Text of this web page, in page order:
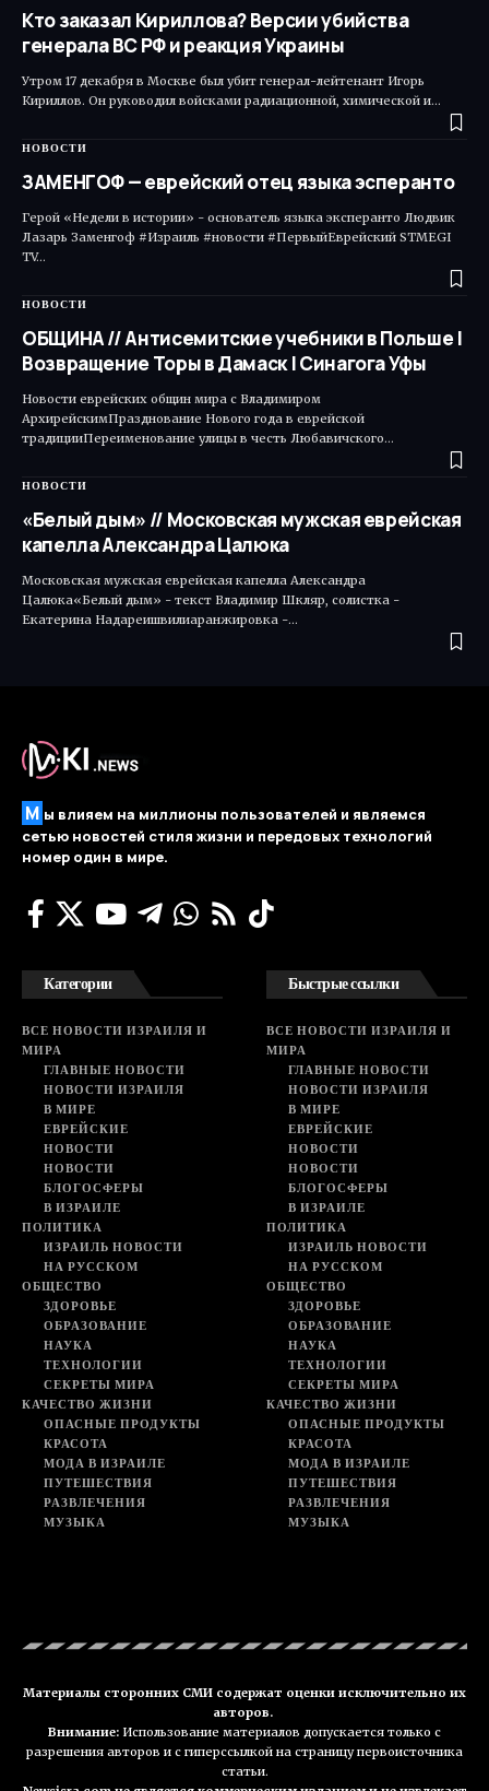
Кто заказал Кириллова? Версии убийства
генерала ВС РФ и реакция Украины
Утром 17 декабря в Москве был убит генерал-лейтенант Игорь
Кириллов. Он руководил войсками радиационной, химической и…
НОВОСТИ
ЗАМЕНГОФ — еврейский отец языка эсперанто
Герой «Недели в истории» - основатель языка эксперанто Людвик
Лазарь Заменгоф #Израиль #новости #ПервыйЕврейский STMEGI
TV…
НОВОСТИ
ОБЩИНА // Антисемитские учебники в Польше |
Возвращение Торы в Дамаск | Синагога Уфы
Новости еврейских общин мира с Владимиром
АрхирейскимПразднование Нового года в еврейской
традицииПереименование улицы в честь Любавичского…
НОВОСТИ
«Белый дым» // Московская мужская еврейская
капелла Александра Цалюка
Московская мужская еврейская капелла Александра
Цалюка«Белый дым» - текст Владимир Шкляр, солистка -
Екатерина Надареишвилиаранжировка -…
М ы влияем на миллионы пользователей и являемся
сетью новостей стиля жизни и передовых технологий
номер один в мире.
Категории
ВСЕ НОВОСТИ ИЗРАИЛЯ И
МИРА
ГЛАВНЫЕ НОВОСТИ
НОВОСТИ ИЗРАИЛЯ
В МИРЕ
ЕВРЕЙСКИЕ
НОВОСТИ
НОВОСТИ
БЛОГОСФЕРЫ
В ИЗРАИЛЕ
ПОЛИТИКА
ИЗРАИЛЬ НОВОСТИ
НА РУССКОМ
ОБЩЕСТВО
ЗДОРОВЬЕ
ОБРАЗОВАНИЕ
НАУКА
ТЕХНОЛОГИИ
СЕКРЕТЫ МИРА
КАЧЕСТВО ЖИЗНИ
ОПАСНЫЕ ПРОДУКТЫ
КРАСОТА
МОДА В ИЗРАИЛЕ
ПУТЕШЕСТВИЯ
РАЗВЛЕЧЕНИЯ
МУЗЫКА
Быстрые ссылки
ВСЕ НОВОСТИ ИЗРАИЛЯ И
МИРА
ГЛАВНЫЕ НОВОСТИ
НОВОСТИ ИЗРАИЛЯ
В МИРЕ
ЕВРЕЙСКИЕ
НОВОСТИ
НОВОСТИ
БЛОГОСФЕРЫ
В ИЗРАИЛЕ
ПОЛИТИКА
ИЗРАИЛЬ НОВОСТИ
НА РУССКОМ
ОБЩЕСТВО
ЗДОРОВЬЕ
ОБРАЗОВАНИЕ
НАУКА
ТЕХНОЛОГИИ
СЕКРЕТЫ МИРА
КАЧЕСТВО ЖИЗНИ
ОПАСНЫЕ ПРОДУКТЫ
КРАСОТА
МОДА В ИЗРАИЛЕ
ПУТЕШЕСТВИЯ
РАЗВЛЕЧЕНИЯ
МУЗЫКА
Материалы сторонних СМИ содержат оценки исключительно их
авторов.
Внимание: Использование материалов допускается только с
разрешения авторов и с гиперссылкой на страницу первоисточника
статьи.